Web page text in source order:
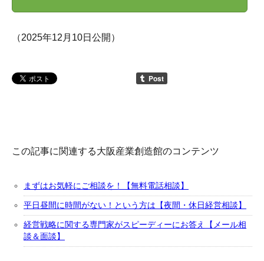
（2025年12月10日公開）
この記事に関連する大阪産業創造館のコンテンツ
まずはお気軽にご相談を！【無料電話相談】
平日昼間に時間がない！という方は【夜間・休日経営相談】
経営戦略に関する専門家がスピーディーにお答え【メール相
談＆面談】